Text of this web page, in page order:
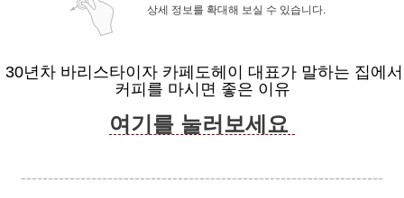
상세 정보를 확대해 보실 수 있습니다.
30년차 바리스타이자 카페도헤이 대표가 말하는 집에서
커피를 마시면 좋은 이유
여기를 눌러보세요
-------------------------------------------------------------------